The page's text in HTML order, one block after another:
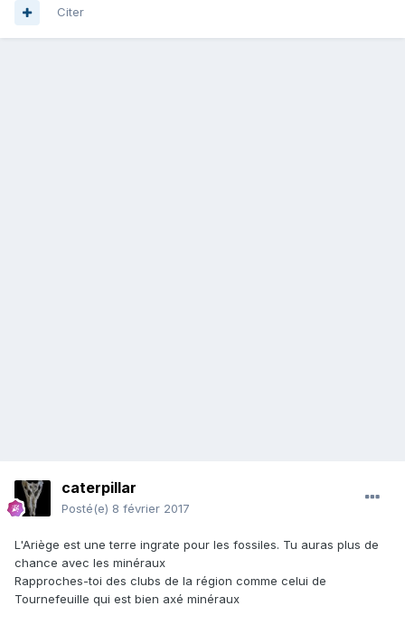
Citer
caterpillar
Posté(e) 8 février 2017
L'Ariège est une terre ingrate pour les fossiles. Tu auras plus de
chance avec les minéraux
Rapproches-toi des clubs de la région comme celui de
Tournefeuille qui est bien axé minéraux